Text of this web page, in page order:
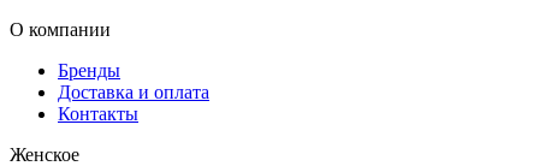
О компании
Бренды
Доставка и оплата
Контакты
Женское